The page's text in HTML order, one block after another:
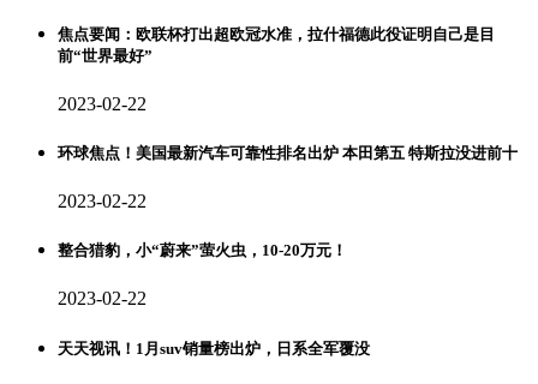
焦点要闻：欧联杯打出超欧冠水准，拉什福德此役证明自己是目
前“世界最好”
2023-02-22
环球焦点！美国最新汽车可靠性排名出炉 本田第五 特斯拉没进前十
2023-02-22
整合猎豹，小“蔚来”萤火虫，10-20万元！
2023-02-22
天天视讯！1月suv销量榜出炉，日系全军覆没